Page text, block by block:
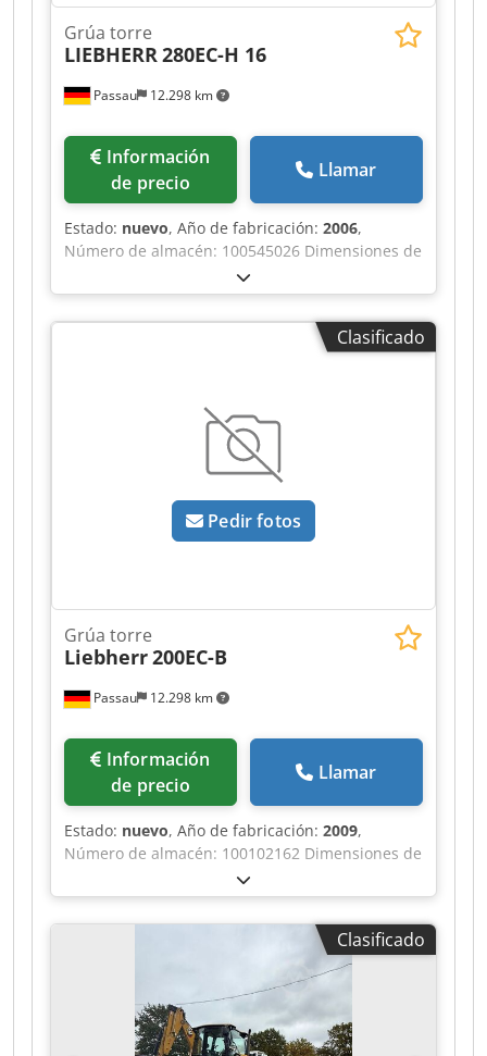
Passau 12.298 km
Grúa torre
LIEBHERR 280EC-H 16
de precio
Llamar
Estado: nuevo, Año de fabricación: 2006,
Número de almacén: 100545026 Dimensiones de
transporte (largo x ancho x alto): 0 x 0 x 0 ----
Unidad de elevación de 65 kW 1 x chasis de 6,0
m de ancho de vía y lastre central necesario
Piezas de la torre para una altura de gancho de
Ubicación: Ratisbona Crsdpjzr Ttfefx Aqqjf
Clasificado
Pedir fotos
Passau 12.298 km
Grúa torre
Liebherr200EC-B
de precio
Llamar
Estado: nuevo, Año de fabricación: 2009,
Número de almacén: 100102162 Dimensiones de
transporte (largo x ancho x alto): 0 x 0 x 0 ----
Tren inferior con oruga de 6 m, incluido el
contrapeso central Torre para una altura de
gancho de 30 m Alcance de 65 m, incluido el
contrapeso Sistema de torre 256HC Cabina Radio
ABB Sistema de lubricación central Codpfezr
Ttrex Aqqorf Mecanismo de elevación de 45 kW
Precio en las instalaciones de Núremberg
Clasificado